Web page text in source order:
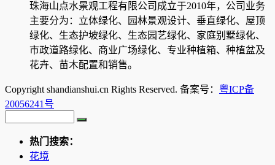
珠海山点水景观工程有限公司成立于2010年，公司业务
主要分为：立体绿化、园林景观设计、垂直绿化、屋顶
绿化、生态护坡绿化、生态园艺绿化、家庭别墅绿化、
市政道路绿化、商业广场绿化、专业种植箱、种植盆及
花卉、苗木配置和销售。
Copyright shandianshui.cn Rights Reserved. 备案号： 粤ICP备
20056241号
热门搜索：
花境